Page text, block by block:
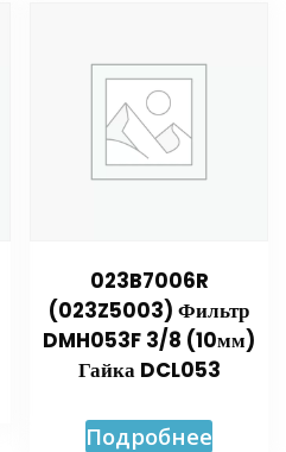
023B7006R
(023Z5003) Фильтр
DMH053F 3/8 (10мм)
Гайка DCL053
Подробнее